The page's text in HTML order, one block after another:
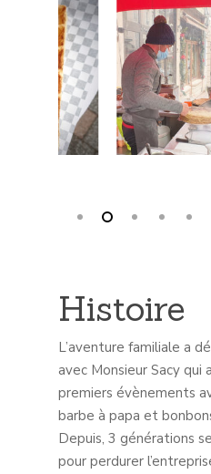
Histoire
L’aventure familiale a
avec Monsieur Sacy qui
premiers évènements
barbe à papa et
Depuis, 3 générations
pour perdurer